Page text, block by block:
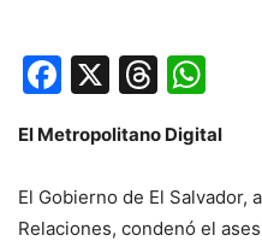
Facebook
X
El Metropolitano Digital
El Gobierno de El Salvador,
Relaciones, condenó el